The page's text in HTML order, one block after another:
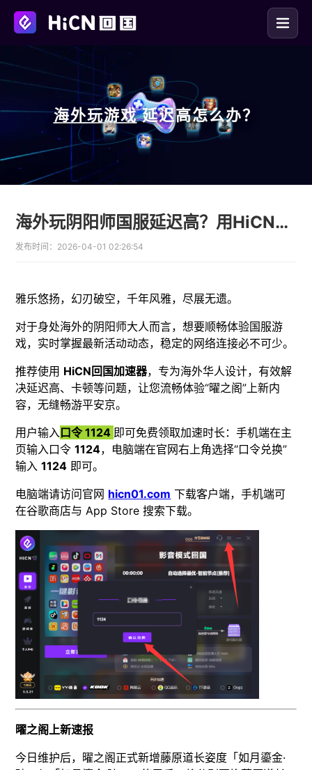
海外玩游戏 延迟高怎么办？
海外玩阴阳师国服延迟高？用HiCN回国加速器畅享新姿度
发布时间： 2026-04-01 02:26:54
雅乐悠扬，幻刃破空，千年风雅，尽展无遗。
对于身处海外的阴阳师大人而言，想要顺畅体验国服游
戏，实时掌握最新活动动态，稳定的网络连接必不可少。
推荐使用 HiCN回国加速器，专为海外华人设计，有效解
决延迟高、卡顿等问题，让您流畅体验“曜之阁”上新内
容，无缝畅游平安京。
用户输入口令 1124 即可免费领取加速时长：手机端在主
页输入口令1124，电脑端在官网右上角选择“口令兑换”
输入1124 即可。
电脑端请访问官网 hicn01.com 下载客户端，手机端可
在谷歌商店与 App Store 搜索下载。
曜之阁上新速报
今日维护后，曜之阁正式新增藤原道长姿度「如月鎏金·